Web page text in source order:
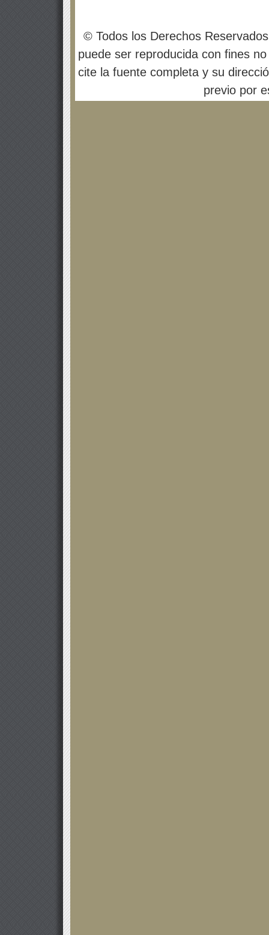
© Todos los Derechos
puede ser reproducida con fines
cite la fuente completa y su
previo por